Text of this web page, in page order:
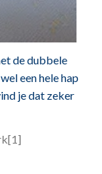
de dubbele
een hele hap
je dat zeker